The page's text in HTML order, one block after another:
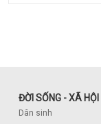
ĐỜI SỐNG - XÃ HỘI
Dân sinh